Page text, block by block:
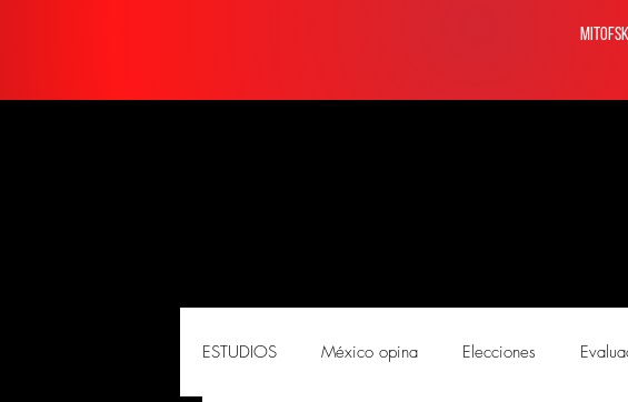
ESTUDIOS México opina Elecciones